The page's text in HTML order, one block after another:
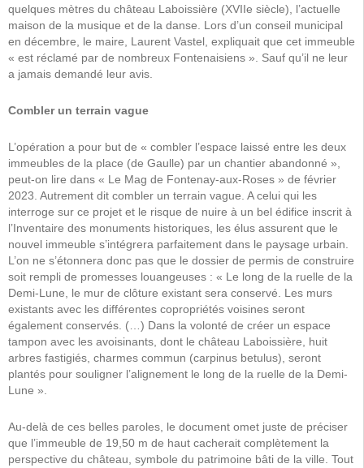
quelques mètres du château Laboissière (XVIIe siècle), l’actuelle
maison de la musique et de la danse. Lors d’un conseil municipal
en décembre, le maire, Laurent Vastel, expliquait que cet immeuble
« est réclamé par de nombreux Fontenaisiens ». Sauf qu’il ne leur
a jamais demandé leur avis.
Combler un terrain vague
L’opération a pour but de « combler l’espace laissé entre les deux
immeubles de la place (de Gaulle) par un chantier abandonné »,
peut-on lire dans « Le Mag de Fontenay-aux-Roses » de février
2023. Autrement dit combler un terrain vague. A celui qui les
interroge sur ce projet et le risque de nuire à un bel édifice inscrit à
l’Inventaire des monuments historiques, les élus assurent que le
nouvel immeuble s’intégrera parfaitement dans le paysage urbain.
L’on ne s’étonnera donc pas que le dossier de permis de construire
soit rempli de promesses louangeuses : « Le long de la ruelle de la
Demi-Lune, le mur de clôture existant sera conservé. Les murs
existants avec les différentes copropriétés voisines seront
également conservés. (…) Dans la volonté de créer un espace
tampon avec les avoisinants, dont le château Laboissière, huit
arbres fastigiés, charmes commun (carpinus betulus), seront
plantés pour souligner l’alignement le long de la ruelle de la Demi-
Lune ».
Au-delà de ces belles paroles, le document omet juste de préciser
que l’immeuble de 19,50 m de haut cacherait complètement la
perspective du château, symbole du patrimoine bâti de la ville. Tout